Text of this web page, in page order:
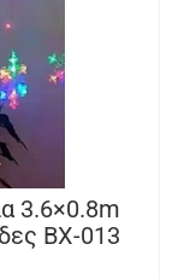
3.6×0.8m
BX-013